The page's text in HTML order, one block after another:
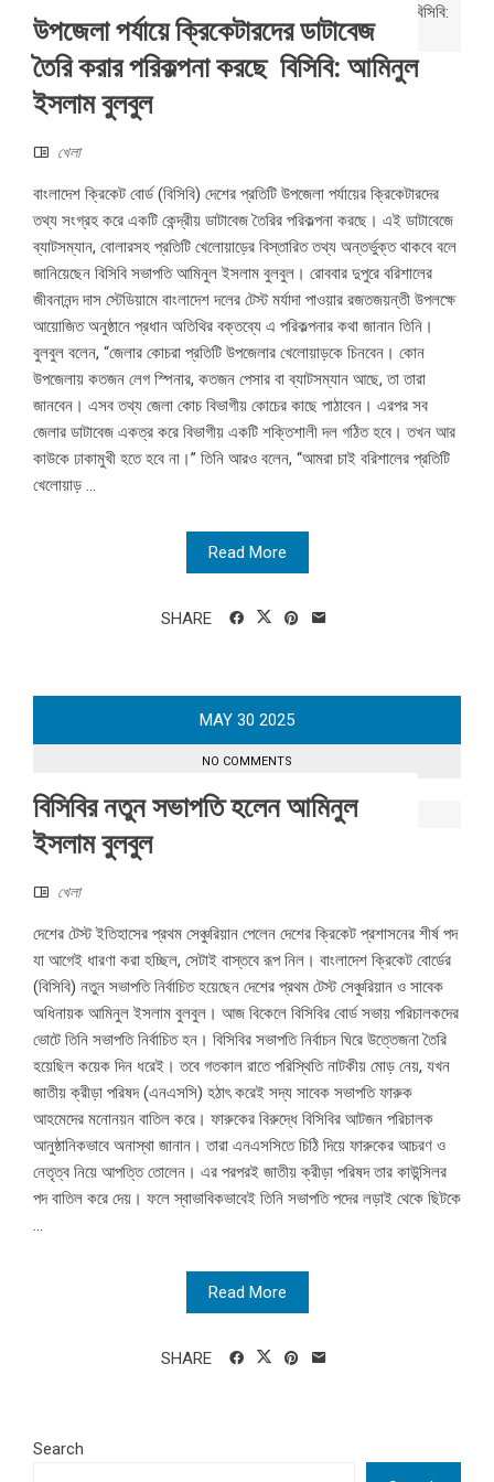
উপজেলা পর্যায়ে ক্রিকেটারদের ডাটাবেজ
তৈরি করার পরিকল্পনা করছে বিসিবি: আমিনুল
ইসলাম বুলবুল
খেলা
বাংলাদেশ ক্রিকেট বোর্ড (বিসিবি) দেশের প্রতিটি উপজেলা পর্যায়ের ক্রিকেটারদের
তথ্য সংগ্রহ করে একটি কেন্দ্রীয় ডাটাবেজ তৈরির পরিকল্পনা করছে। এই ডাটাবেজে
ব্যাটসম্যান, বোলারসহ প্রতিটি খেলোয়াড়ের বিস্তারিত তথ্য অন্তর্ভুক্ত থাকবে বলে
জানিয়েছেন বিসিবি সভাপতি আমিনুল ইসলাম বুলবুল। রোববার দুপুরে বরিশালের
জীবনানন্দ দাস স্টেডিয়ামে বাংলাদেশ দলের টেস্ট মর্যাদা পাওয়ার রজতজয়ন্তী উপলক্ষে
আয়োজিত অনুষ্ঠানে প্রধান অতিথির বক্তব্যে এ পরিকল্পনার কথা জানান তিনি।
বুলবুল বলেন, “জেলার কোচরা প্রতিটি উপজেলার খেলোয়াড়কে চিনবেন। কোন
উপজেলায় কতজন লেগ স্পিনার, কতজন পেসার বা ব্যাটসম্যান আছে, তা তারা
জানবেন। এসব তথ্য জেলা কোচ বিভাগীয় কোচের কাছে পাঠাবেন। এরপর সব
জেলার ডাটাবেজ একত্র করে বিভাগীয় একটি শক্তিশালী দল গঠিত হবে। তখন আর
কাউকে ঢাকামুখী হতে হবে না।” তিনি আরও বলেন, “আমরা চাই বরিশালের প্রতিটি
খেলোয়াড় ...
Read More
SHARE
MAY 30 2025
NO COMMENTS
বিসিবির নতুন সভাপতি হলেন আমিনুল
ইসলাম বুলবুল
খেলা
দেশের টেস্ট ইতিহাসের প্রথম সেঞ্চুরিয়ান পেলেন দেশের ক্রিকেট প্রশাসনের শীর্ষ পদ
যা আগেই ধারণা করা হচ্ছিল, সেটাই বাস্তবে রূপ নিল। বাংলাদেশ ক্রিকেট বোর্ডের
(বিসিবি) নতুন সভাপতি নির্বাচিত হয়েছেন দেশের প্রথম টেস্ট সেঞ্চুরিয়ান ও সাবেক
অধিনায়ক আমিনুল ইসলাম বুলবুল। আজ বিকেলে বিসিবির বোর্ড সভায় পরিচালকদের
ভোটে তিনি সভাপতি নির্বাচিত হন। বিসিবির সভাপতি নির্বাচন ঘিরে উত্তেজনা তৈরি
হয়েছিল কয়েক দিন ধরেই। তবে গতকাল রাতে পরিস্থিতি নাটকীয় মোড় নেয়, যখন
জাতীয় ক্রীড়া পরিষদ (এনএসসি) হঠাৎ করেই সদ্য সাবেক সভাপতি ফারুক
আহমেদের মনোনয়ন বাতিল করে। ফারুকের বিরুদ্ধে বিসিবির আটজন পরিচালক
আনুষ্ঠানিকভাবে অনাস্থা জানান। তারা এনএসসিতে চিঠি দিয়ে ফারুকের আচরণ ও
নেতৃত্ব নিয়ে আপত্তি তোলেন। এর পরপরই জাতীয় ক্রীড়া পরিষদ তার কাউন্সিলর
পদ বাতিল করে দেয়। ফলে স্বাভাবিকভাবেই তিনি সভাপতি পদের লড়াই থেকে ছিটকে
...
Read More
SHARE
Search